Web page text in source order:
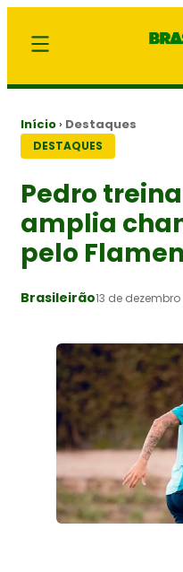
Início › Destaques
DESTAQUES
Pedro
amplia
pelo
Brasileirão13 de